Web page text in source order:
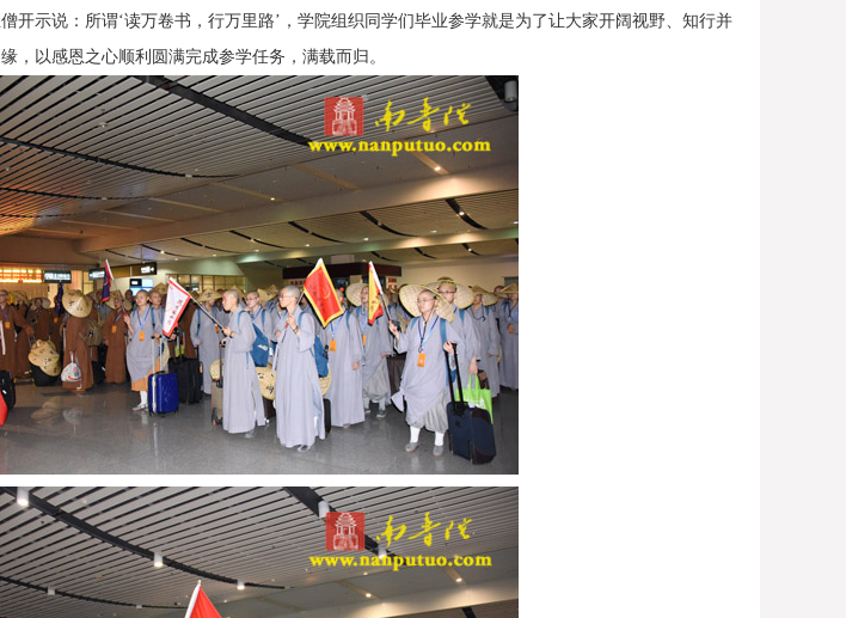
开示说：所谓‘读万卷书，行万里路’，学院组织同学们毕业参学就是为了让大家开阔视野、知行并
，以感恩之心顺利圆满完成参学任务，满载而归。